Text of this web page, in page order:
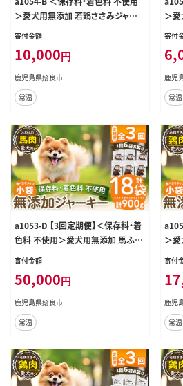
＞愛犬用無添加 若鶏ささみジャー
キー4袋(1袋50g・合計200g)【Nフー
ドッグ ペット フード エサ おやつ ご
はん 間食 ご褒美 ペット関係
寄付金額
10,000円
鹿児島県姶良市
常温
＞
キ
ドッ
はん
寄付
鹿児
常温
a1053-D 【3回定期便】＜保存料・着
色料 不使用＞愛犬用無添加 馬ふわ
ふわジャーキー6袋×3回(1袋50g・
合計900g)【Nフードサービス】姶良
市 馬 ジャーキー 犬 ドッグ ペット フ
ード エサ おやつ ごはん 間食 ご褒美
ペット関係
寄付金額
50,000円
鹿児島県姶良市
常温
＞
キ
ド
ドッ
はん
寄付
鹿児
常温